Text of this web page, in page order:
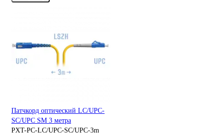
Патчкорд оптический LC/UPC-
SC/UPC SM 3 метра
PXT-PC-LC/UPC-SC/UPC-3m